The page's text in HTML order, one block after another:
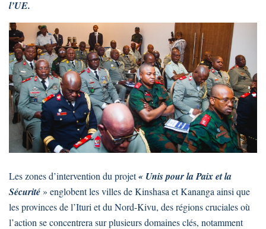
l’UE.
Les zones d’intervention du projet« Unis pour la Paix et la
Sécurité» englobent les villes de Kinshasa et Kananga ainsi que
les provinces de l’Ituri et du Nord-Kivu, des régions cruciales où
l’action se concentrera sur plusieurs domaines clés, notamment